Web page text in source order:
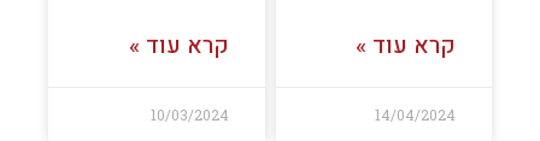
קרא עוד »
14/04/2024
קרא עוד »
10/03/2024